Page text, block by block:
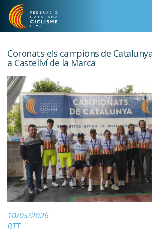
Vés al contingut
Coronats els campions de
a Castellví de la Marca
10/05/2026
BTT